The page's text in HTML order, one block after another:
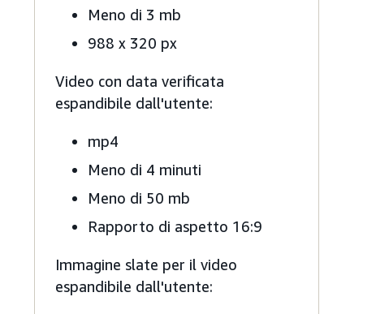
Meno di 3 mb
988 x 320 px
Video con data verificata
espandibile dall'utente:
mp4
Meno di 4 minuti
Meno di 50 mb
Rapporto di aspetto 16:9
Immagine slate per il video
espandibile dall'utente: